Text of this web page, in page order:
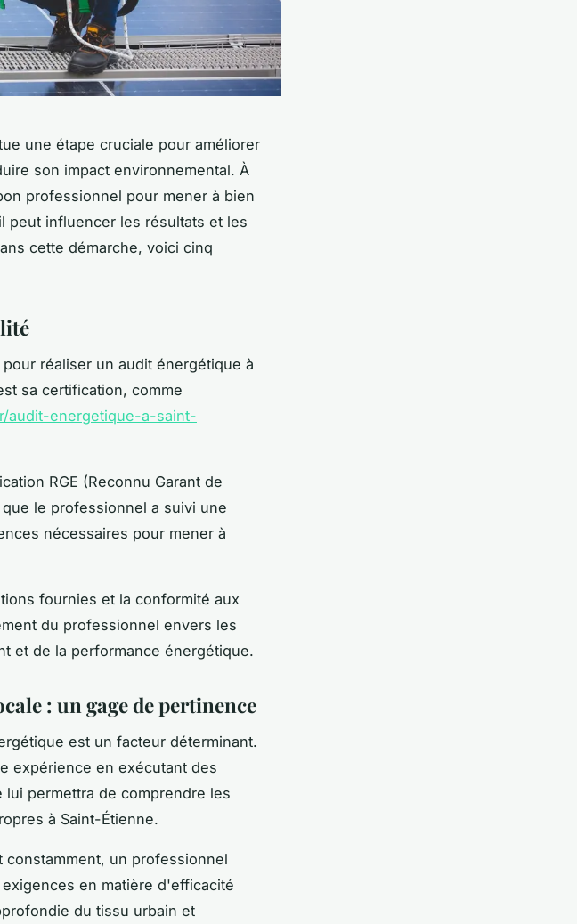
une étape cruciale pour améliorer
son impact environnemental. À
professionnel pour mener à bien
peut influencer les résultats et les
cette démarche, voici cinq
réaliser un audit énergétique à
sa certification, comme
audit-energetique-a-saint-
RGE (Reconnu Garant de
le professionnel a suivi une
nécessaires pour mener à
fournies et la conformité aux
du professionnel envers les
et de la performance énergétique.
: un gage de pertinence
est un facteur déterminant.
expérience en exécutant des
permettra de comprendre les
à Saint-Étienne.
un professionnel
en matière d'efficacité
du tissu urbain et